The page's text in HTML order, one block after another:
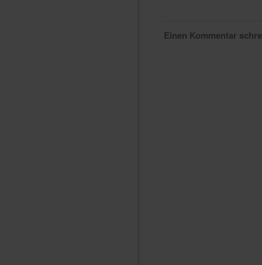
Einen Kommentar